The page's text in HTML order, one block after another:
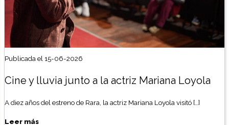
Publicada el 15-06-2026
Cine y lluvia junto a la actriz Mariana Loyola
A diez años del estreno de Rara, la actriz Mariana Loyola visitó […]
Leer más